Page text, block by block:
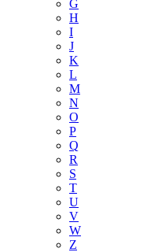
G
H
I
J
K
L
M
N
O
P
Q
R
S
T
U
V
W
Z